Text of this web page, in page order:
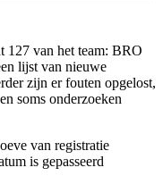
127 van het team: BRO
lijst van nieuwe
zijn er fouten opgelost,
soms onderzoeken
van registratie
is gepasseerd